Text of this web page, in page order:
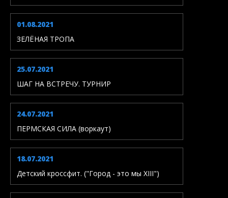
01.08.2021
ЗЕЛЁНАЯ ТРОПА
25.07.2021
ШАГ НА ВСТРЕЧУ. ТУРНИР
24.07.2021
ПЕРМСКАЯ СИЛА (воркаут)
18.07.2021
Детский кроссфит. ("Город - это мы XIII")